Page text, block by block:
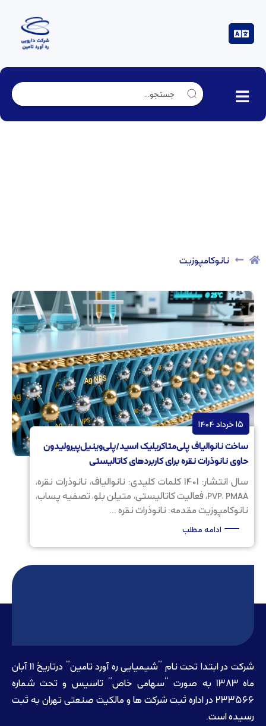
نانوکامپوزیت
15 خرداد 1404
ساخت نانوالیاف پلی‌متاکریلیک اسید/پلی‌وینیل‌پیرولیدون
حاوی نانوذرات نقره برای کاربردهای کاتالیستی
سال انتشار: 1401 کلمات کلیدی: نانوالیاف، نانوذرات نقره،
PVP، PMAA، فعالیت کاتالیستی، متیلن بلو، تصفیه پساب،
نانوکامپوزیت مقدمه: نانوذرات نقره ...
ادامه مطلب
شرکت در ابتدا تحت نام ”شیمیایی ره آورد تامين” درتاريخ 11 آبان
ماه 1383 به صورت “سهامی خاص” تاسيس و تحت شماره
233566 در اداره ثبت شرکت ها و مالکيت صنعتی تهران به ثبت
رسيده است.